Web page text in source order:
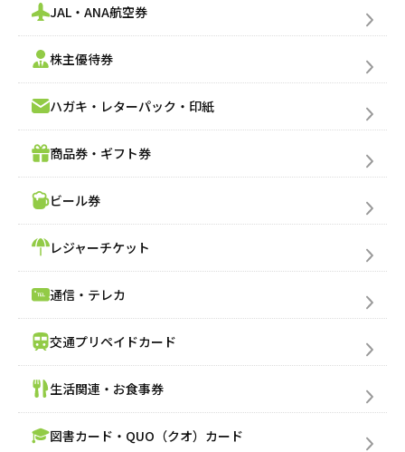
JAL・ANA航空券
株主優待券
ハガキ・レターパック・印紙
商品券・ギフト券
ビール券
レジャーチケット
通信・テレカ
交通プリペイドカード
生活関連・お食事券
図書カード・QUO（クオ）カード